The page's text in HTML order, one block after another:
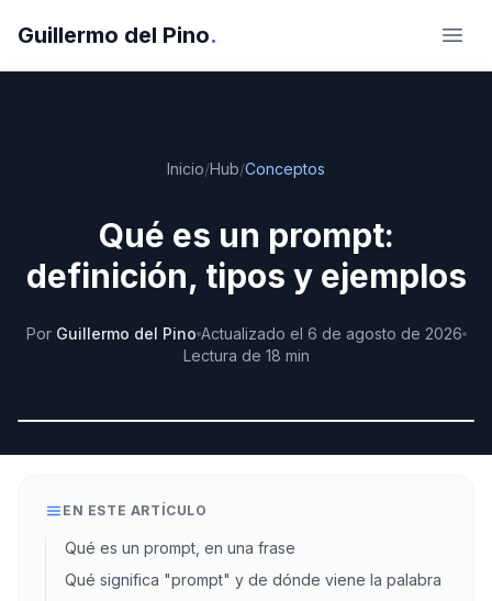
Guillermo del Pino.
Inicio/Hub/Conceptos
Qué es un prompt:
definición, tipos y ejemplos
Por Guillermo del Pino Actualizado el 6 de agosto de 2026
Lectura de 18 min
EN ESTE ARTÍCULO
Qué es un prompt, en una frase
Qué significa "prompt" y de dónde viene la palabra